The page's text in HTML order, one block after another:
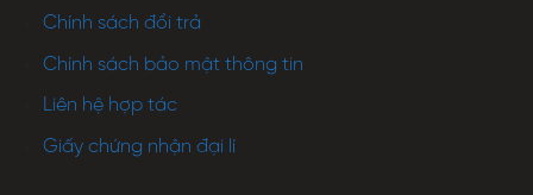
Chính sách đổi trả
Chính sách bảo mật thông tin
Liên hệ hợp tác
Giấy chứng nhận đại lí